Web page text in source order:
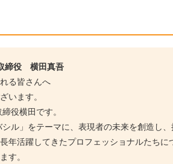
締役 横田真吾
る皆さんへ
います。
役横田です。
ル」をテーマに、表現者の未来を創造し
年活躍してきたプロフェッショナルたち
す。